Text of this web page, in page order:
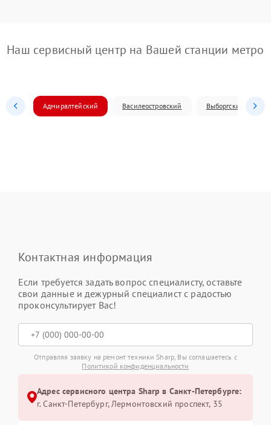
Наш сервисный центр на Вашей станции метро
Адмиралтейский Василеостровский Выборгский
Контактная информация
Если требуется задать вопрос специалисту, оставьте
свои данные и дежурный специалист с радостью
проконсультирует Вас!
Отправляя заявку на ремонт техники Sharp, Вы соглашаетесь с
Политикой конфиденциальности
Адрес сервисного центра Sharp в Санкт-Петербурге:
г. Санкт-Петербург, Лермонтовский проспект, 35